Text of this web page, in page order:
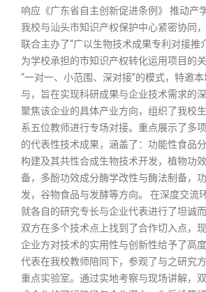
响应《广东省自主创新促进条例》 推动产
我校与汕头市知识产权保护中心紧密协同
联合主办了“广以生物技术成果专利对接推
为学校承担的市知识产权转化运用项目的
“一对一、小范围、深对接”的模式，特邀
与，旨在实现科研成果与企业技术需求的
聚焦该企业的具体产业方向，组织了我校
系五位教师进行专场对接。重点展示了多
的代表性技术成果，涵盖了：功能性食品
构建及其共性合成生物技术开发，植物功
备，多酚功效成分酶学改性与酶法制备，
发，谷物食品与发酵等方向。 在深度交流
就各自的研究专长与企业代表进行了坦诚
双方在多个技术点上找到了合作切入点，
企业方对技术的实用性与创新性给予了高
代表在我校教师陪同下，参观了与之研究
重点实验室。通过实地考察与现场讲解，